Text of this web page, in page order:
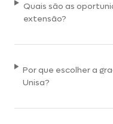
Quais são as
extensão?
Por que escolher a
Unisa?